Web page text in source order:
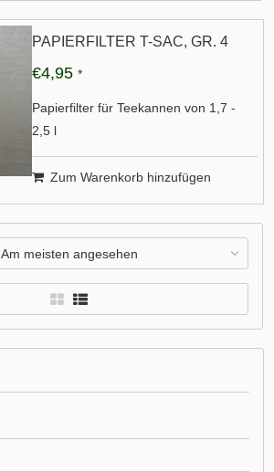
PAPIERFILTER T-SAC, GR. 4
€4,95 *
Papierfilter für Teekannen von 1,7 -
2,5 l
Zum Warenkorb hinzufügen
Am meisten angesehen